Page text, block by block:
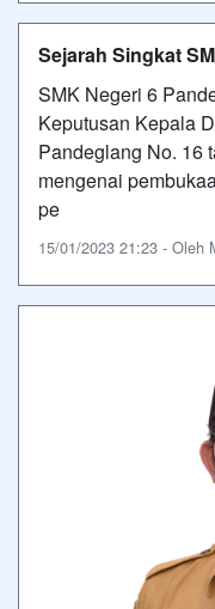
Sejarah Singkat
SMK Negeri 6
Keputusan Kepala
Pandeglang No. 16
mengenai
pe
15/01/2023 21:23 - Oleh